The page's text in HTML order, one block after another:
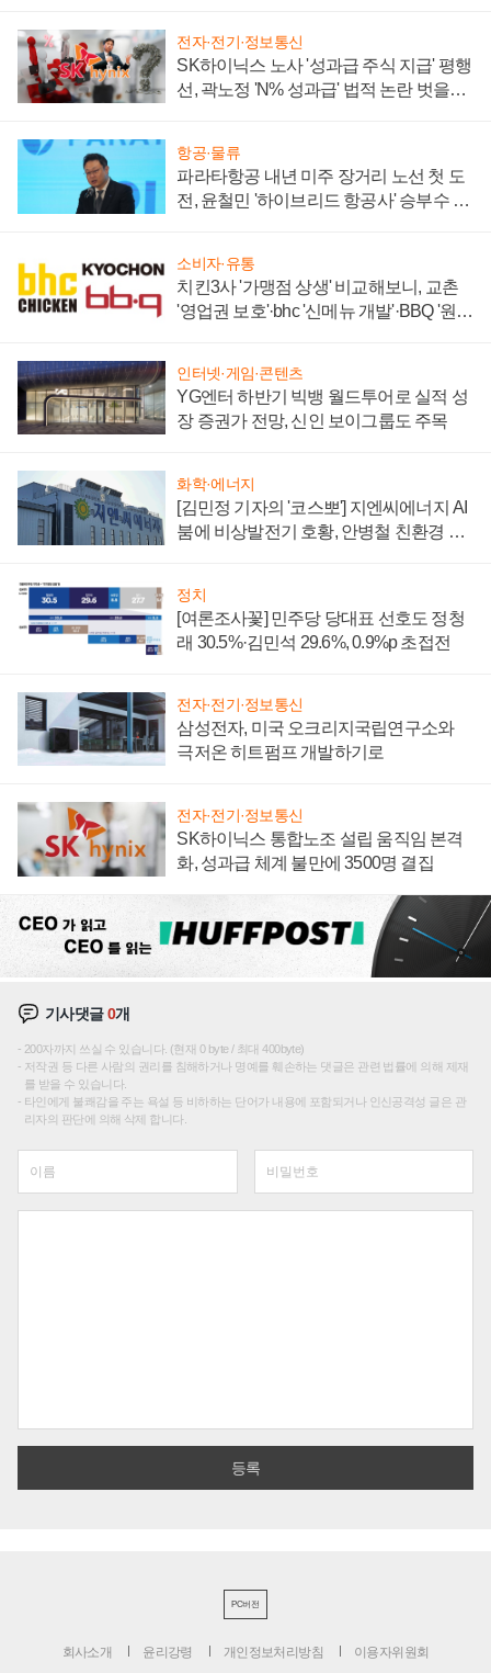
전자·전기·정보통신
SK하이닉스 노사 '성과급 주식 지급' 평행
선, 곽노정 'N% 성과급' 법적 논란 벗을지
항공·물류
파라타항공 내년 미주 장거리 노선 첫 도
전, 윤철민 '하이브리드 항공사' 승부수 통
소비자·유통
치킨3사 '가맹점 상생' 비교해보니, 교촌
'영업권 보호'·bhc '신메뉴 개발'·BBQ '원가
인터넷·게임·콘텐츠
YG엔터 하반기 빅뱅 월드투어로 실적 성
장 증권가 전망, 신인 보이그룹도 주목
화학·에너지
[김민정 기자의 '코스뽀'] 지엔씨에너지 AI
붐에 비상발전기 호황, 안병철 친환경 에
정치
[여론조사꽃] 민주당 당대표 선호도 정청
래 30.5%·김민석 29.6%, 0.9%p 초접전
전자·전기·정보통신
삼성전자, 미국 오크리지국립연구소와
극저온 히트펌프 개발하기로
전자·전기·정보통신
SK하이닉스 통합노조 설립 움직임 본격
화, 성과급 체계 불만에 3500명 결집
기사댓글0개
200자까지 쓰실 수 있습니다. (현재 0 byte / 최대 400byte)
저작권 등 다른 사람의 권리를 침해하거나 명예를 훼손하는 댓글은 관련 법률에 의해 제재
를 받을 수 있습니다.
타인에게 불쾌감을 주는 욕설 등 비하하는 단어가 내용에 포함되거나 인신공격성 글은 관
리자의 판단에 의해 삭제 합니다.
PC버전
회사소개 윤리강령 개인정보처리방침 이용자위원회